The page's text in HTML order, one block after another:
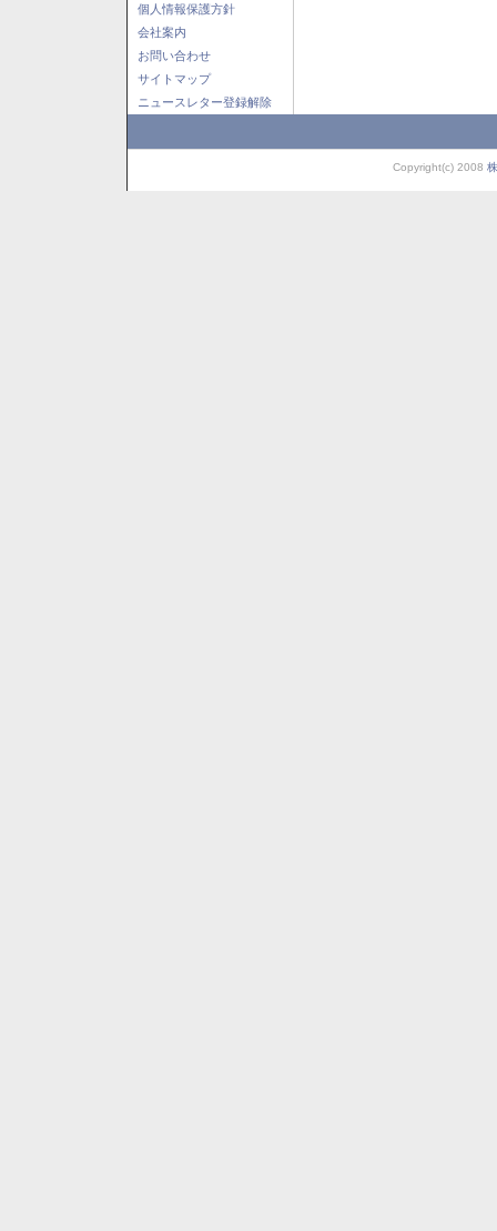
個人情報保護方針
会社案内
お問い合わせ
サイトマップ
ニュースレター登録解除
Copyright(c) 2008